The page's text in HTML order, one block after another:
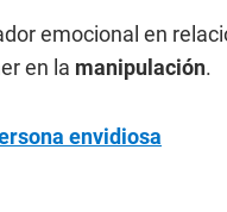
emocional en
en la manipulación.
envidiosa